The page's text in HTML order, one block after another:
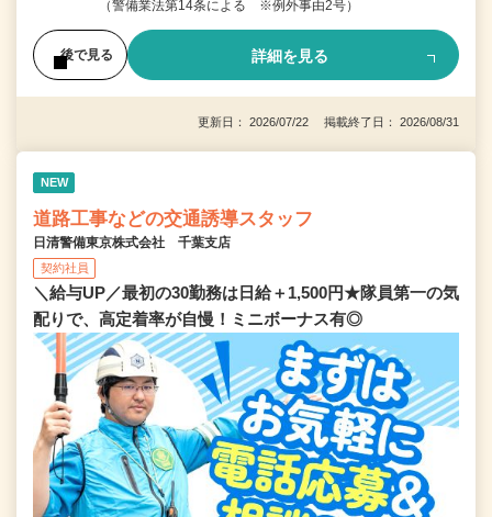
（警備業法第14条による ※例外事由2号）
後で見る 詳細を見る
更新日： 2026/07/22 掲載終了日： 2026/08/31
NEW
道路工事などの交通誘導スタッフ
日清警備東京株式会社 千葉支店
契約社員
＼給与UP／最初の30勤務は日給＋1,500円★隊員第一の気
配りで、高定着率が自慢！ミニボーナス有◎